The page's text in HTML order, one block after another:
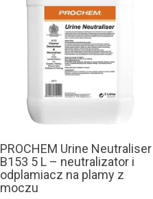
PROCHEM Urine Neutraliser
B153 5 L – neutralizator i
odplamiacz na plamy z
moczu